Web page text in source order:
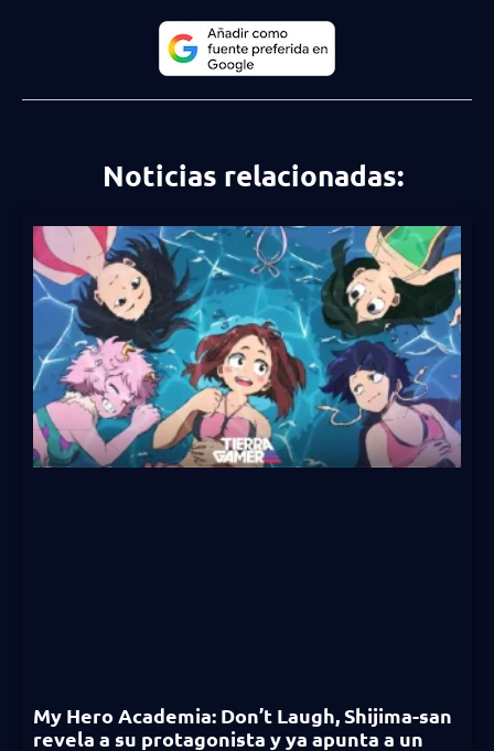
Noticias relacionadas:
My Hero Academia: Don’t Laugh, Shijima-san
revela a su protagonista y ya apunta a un